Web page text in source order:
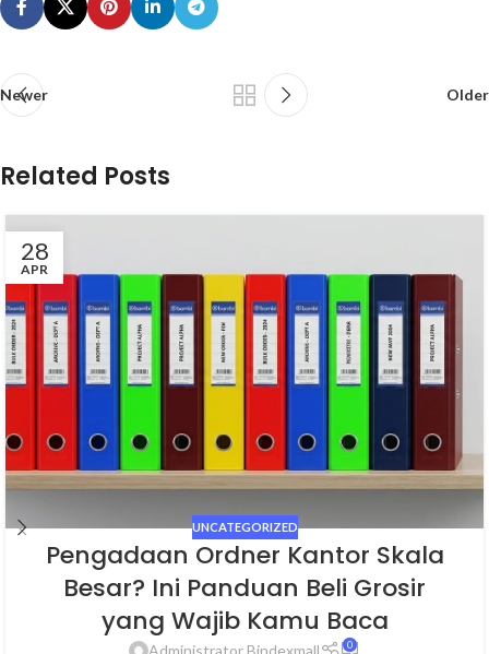
Newer Older
Related Posts
28
APR
UNCATEGORIZED
Pengadaan Ordner Kantor Skala
Besar? Ini Panduan Beli Grosir
yang Wajib Kamu Baca
0